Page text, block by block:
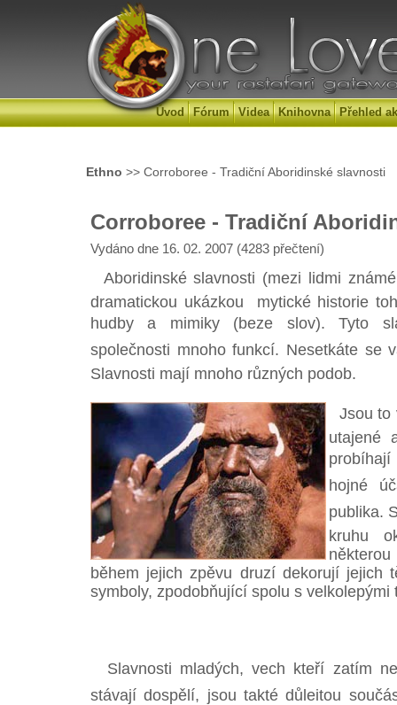
Úvod Fórum Videa Knihovna Přehled
Ethno >> Corroboree - Tradiční Aboridinské slavnosti
Corroboree - Tradiční
Vydáno dne 16. 02. 2007 (4283 přečtení)
Aboridinské slavnosti (mezi lidmi
dramatickou ukázkou mytické historie
hudby a mimiky (beze slov). Tyto
společnosti mnoho funkcí. Nesetkáte se
Slavnosti mají mnoho různých podob.
Jsou to
utajené
probíhají
hojné
publika.
kruhu
během jejich zpěvu druzí dekorují jejich
symboly, zpodobňující spolu s velkolepými
Slavnosti mladých, vech kteří zatím
stávají dospělí, jsou takté důleitou